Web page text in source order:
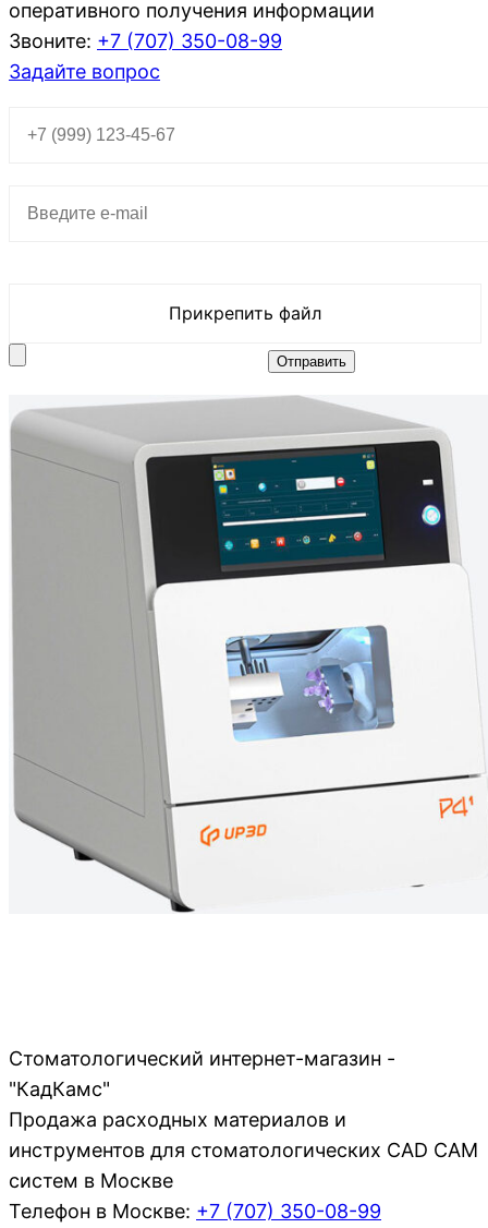
оперативного получения информации
Звоните: +7 (707) 350-08-99
Задайте вопрос
Прикрепить файл
Стоматологический интернет-магазин -
"КадКамс"
Продажа расходных материалов и
инструментов для стоматологических CAD CAM
систем в Москве
Телефон в Москве: +7 (707) 350-08-99